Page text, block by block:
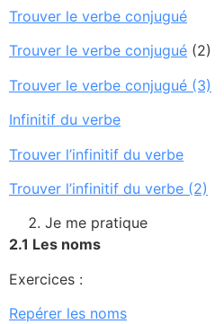
Trouver le verbe conjugué
Trouver le verbe conjugué (2)
Trouver le verbe conjugué (3)
Infinitif du verbe
Trouver l’infinitif du verbe
Trouver l’infinitif du verbe (2)
Je me pratique
2.1 Les noms
Exercices :
Repérer les noms